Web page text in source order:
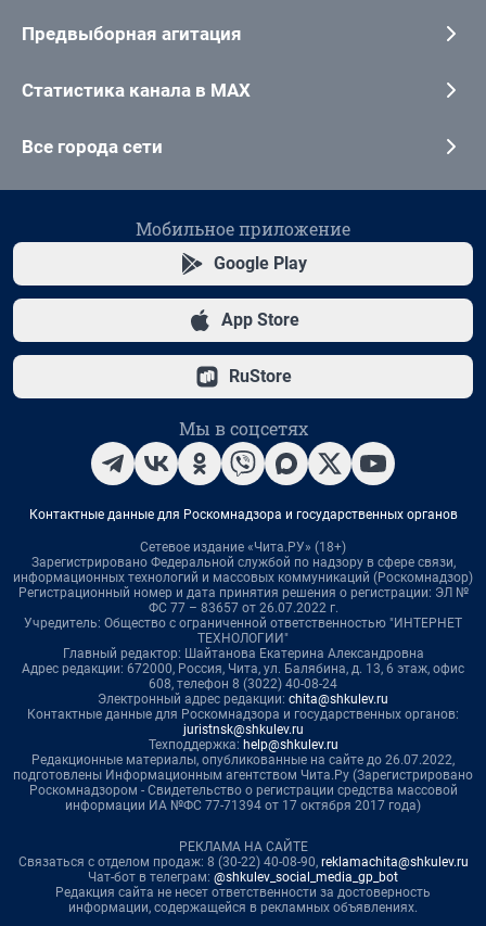
Предвыборная агитация
Статистика канала в MAX
Все города сети
Мобильное приложение
Google Play
App Store
RuStore
Мы в соцсетях
Контактные данные для Роскомнадзора и государственных органов
Сетевое издание «Чита.РУ» (18+)
Зарегистрировано Федеральной службой по надзору в сфере связи,
информационных технологий и массовых коммуникаций (Роскомнадзор)
Регистрационный номер и дата принятия решения о регистрации: ЭЛ №
ФС 77 – 83657 от 26.07.2022 г.
Учредитель: Общество с ограниченной ответственностью "ИНТЕРНЕТ
ТЕХНОЛОГИИ"
Главный редактор: Шайтанова Екатерина Александровна
Адрес редакции: 672000, Россия, Чита, ул. Балябина, д. 13, 6 этаж, офис
608, телефон 8 (3022) 40-08-24
Электронный адрес редакции: chita@shkulev.ru
Контактные данные для Роскомнадзора и государственных органов:
juristnsk@shkulev.ru
Техподдержка: help@shkulev.ru
Редакционные материалы, опубликованные на сайте до 26.07.2022,
подготовлены Информационным агентством Чита.Ру (Зарегистрировано
Роскомнадзором - Свидетельство о регистрации средства массовой
информации ИА №ФС 77-71394 от 17 октября 2017 года)
РЕКЛАМА НА САЙТЕ
Связаться с отделом продаж: 8 (30-22) 40-08-90, reklamachita@shkulev.ru
Чат-бот в телеграм: @shkulev_social_media_gp_bot
Редакция сайта не несет ответственности за достоверность
информации, содержащейся в рекламных объявлениях.